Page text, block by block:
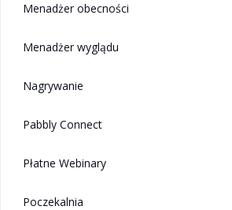
Menadżer obecności
Menadżer wyglądu
Nagrywanie
Pabbly Connect
Płatne Webinary
Poczekalnia